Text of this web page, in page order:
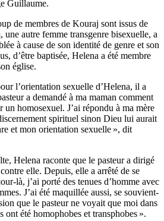
Guillaume.
de membres de Kouraj sont issus de
autre femme transgenre bisexuelle, a
à cause de son identité de genre et son
d’être baptisée, Helena a été membre
église.
l’orientation sexuelle d’Helena, il a
a demandé à ma maman comment
un homosexuel. J’ai répondu à ma mère
spirituel sinon Dieu lui aurait
et mon orientation sexuelle », dit
Helena raconte que le pasteur a dirigé
elle. Depuis, elle a arrêté de se
là, j’ai porté des tenues d’homme avec
J’ai été maquillée aussi, se souvient-
que le pasteur ne voyait que moi dans
ont été homophobes et transphobes ».